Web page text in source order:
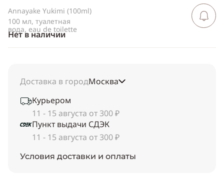
Annayake Yukimi (100ml)
100 мл, туалетная
вода, eau de toilette
Нет в наличии
Сообщить
Доставка в городМосква
Курьером
11 - 15 августа от 300 ₽
Пункт выдачи СДЭК
11 - 15 августа от 300 ₽
Условия доставки и оплаты